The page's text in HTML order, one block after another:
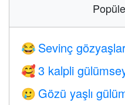
😂 Sevinç
🥰 3 kalpli
🥲 Gözü yaşlı